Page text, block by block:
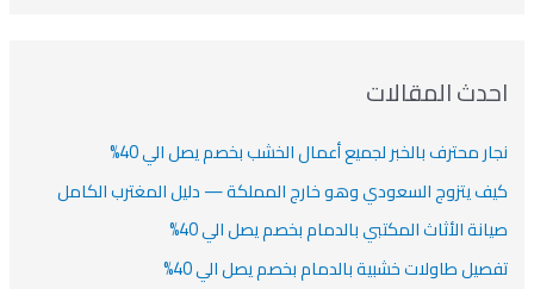
ث
ن
:
احدث المقالات
نجار محترف بالخبر لجميع أعمال الخشب بخصم يصل الي 40%
كيف يتزوج السعودي وهو خارج المملكة — دليل المغترب الكامل
صيانة الأثاث المكتبي بالدمام بخصم يصل الي 40%
تفصيل طاولات خشبية بالدمام بخصم يصل الي 40%
ا